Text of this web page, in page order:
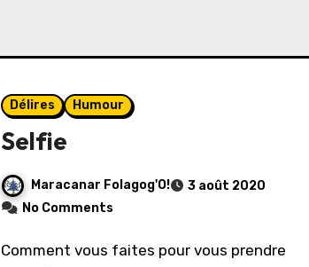
Délires Humour
Selfie
Maracanar Folagog'O!
3 août 2020
No Comments
Comment vous faites pour vous prendre